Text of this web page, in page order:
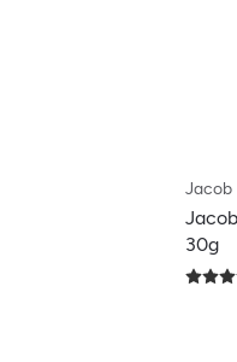
Jacob
30g